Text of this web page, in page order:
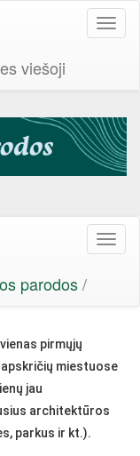
viešoji
parodos/
pirmųjų
miestuose
jau
architektūros
parkus ir kt.).